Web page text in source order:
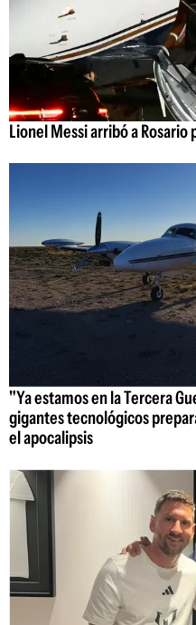
Lionel Messi arribó a Rosario
"Ya estamos en la Tercera
gigantes tecnológicos
el apocalipsis